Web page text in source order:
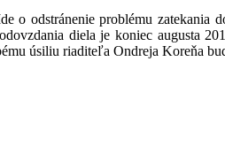
odstránenie problému zatekania
diela je koniec augusta
úsiliu riaditeľa Ondreja Koreňa